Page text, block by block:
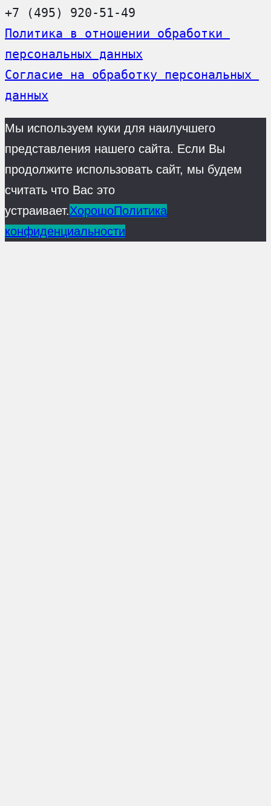
+7 (495) 920-51-49
Политика в отношении обработки
персональных данных
Согласие на обработку персональных
данных
Мы используем куки для наилучшего
представления нашего сайта. Если Вы
продолжите использовать сайт, мы будем
считать что Вас это
устраивает.ХорошоПолитика
конфиденциальности